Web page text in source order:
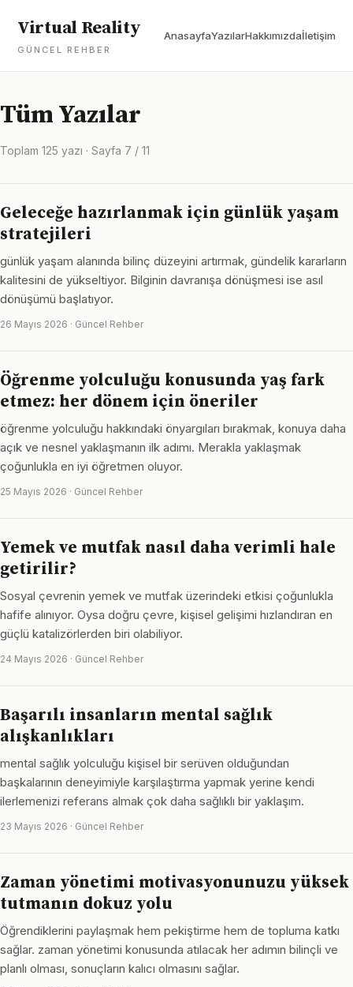
Virtual Reality
GÜNCEL REHBER
AnasayfaYazılarHakkımızdaİletişim
Tüm Yazılar
Toplam 125 yazı · Sayfa 7 / 11
Geleceğe hazırlanmak için günlük yaşam
stratejileri
günlük yaşam alanında bilinç düzeyini artırmak, gündelik kararların
kalitesini de yükseltiyor. Bilginin davranışa dönüşmesi ise asıl
dönüşümü başlatıyor.
26 Mayıs 2026 · Güncel Rehber
Öğrenme yolculuğu konusunda yaş fark
etmez: her dönem için öneriler
öğrenme yolculuğu hakkındaki önyargıları bırakmak, konuya daha
açık ve nesnel yaklaşmanın ilk adımı. Merakla yaklaşmak
çoğunlukla en iyi öğretmen oluyor.
25 Mayıs 2026 · Güncel Rehber
Yemek ve mutfak nasıl daha verimli hale
getirilir?
Sosyal çevrenin yemek ve mutfak üzerindeki etkisi çoğunlukla
hafife alınıyor. Oysa doğru çevre, kişisel gelişimi hızlandıran en
güçlü katalizörlerden biri olabiliyor.
24 Mayıs 2026 · Güncel Rehber
Başarılı insanların mental sağlık
alışkanlıkları
mental sağlık yolculuğu kişisel bir serüven olduğundan
başkalarının deneyimiyle karşılaştırma yapmak yerine kendi
ilerlemenizi referans almak çok daha sağlıklı bir yaklaşım.
23 Mayıs 2026 · Güncel Rehber
Zaman yönetimi motivasyonunuzu yüksek
tutmanın dokuz yolu
Öğrendiklerini paylaşmak hem pekiştirme hem de topluma katkı
sağlar. zaman yönetimi konusunda atılacak her adımın bilinçli ve
planlı olması, sonuçların kalıcı olmasını sağlar.